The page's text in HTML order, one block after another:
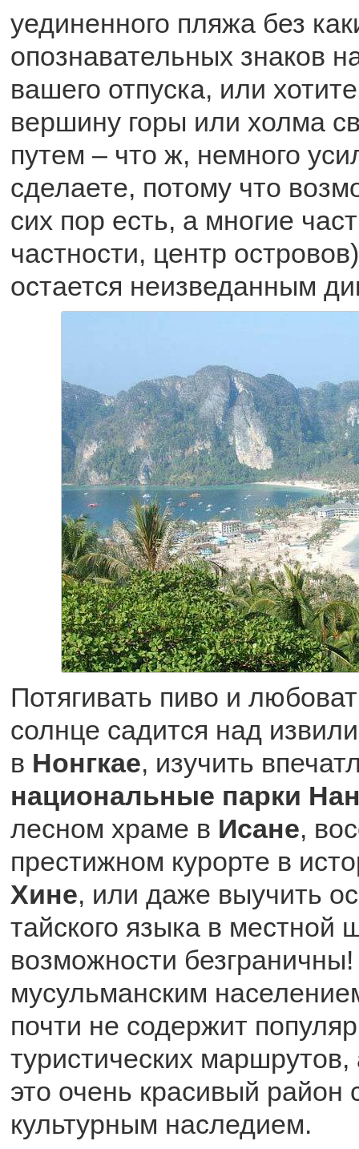
уединенного пляжа без
опознавательных знаков
вашего отпуска, или
вершину горы или холма
путем – что ж, немного
сделаете, потому что
сих пор есть, а многие
частности, центр
остается неизведанным
Потягивать пиво и
солнце садится над
в Нонгкае, изучить
национальные парки
лесном храме в Исане,
престижном курорте в
Хине, или даже выучить
тайского языка в местной
возможности
мусульманским
почти не содержит
туристических
это очень красивый район
культурным наследием.